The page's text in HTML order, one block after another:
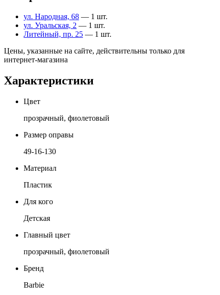
ул. Народная, 68 — 1 шт.
ул. Уральская, 2 — 1 шт.
Литейный, пр. 25 — 1 шт.
Цены, указанные на сайте, действительны только для
интернет-магазина
Характеристики
Цвет
прозрачный, фиолетовый
Размер оправы
49-16-130
Материал
Пластик
Для кого
Детская
Главный цвет
прозрачный, фиолетовый
Бренд
Barbie